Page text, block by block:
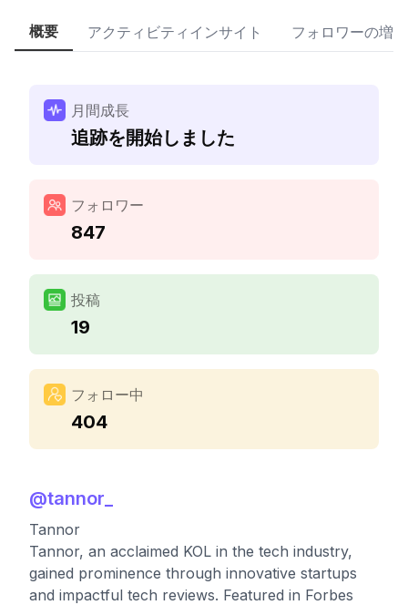
概要 アクティビティインサイト フォロワーの増加
月間成長
追跡を開始しました
フォロワー
847
投稿
19
フォロー中
404
@tannor_
Tannor
Tannor, an acclaimed KOL in the tech industry,
gained prominence through innovative startups
and impactful tech reviews. Featured in Forbes